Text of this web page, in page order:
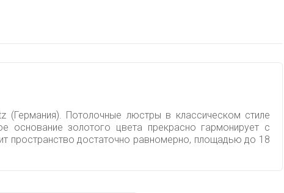
(Германия). Потолочные люстры в классическом стиле
основание золотого цвета прекрасно гармонирует с
пространство достаточно равномерно, площадью до 18